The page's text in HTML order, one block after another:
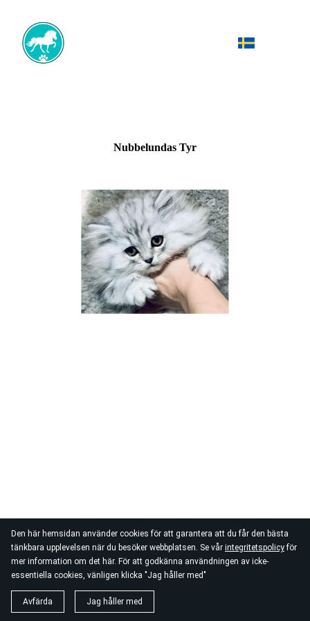
Den här hemsidan använder cookies för att garantera att du får den bästa
tänkbara upplevelsen när du besöker webbplatsen. Se vår integritetspolicyför
mer information om det här. För att godkänna användningen av icke-
essentiella cookies, vänligen klicka "Jag håller med"
Avfärda Jag håller med
Nubbelundas Tyr